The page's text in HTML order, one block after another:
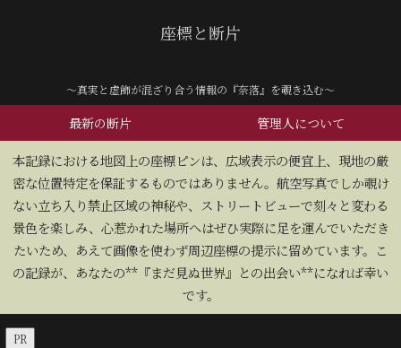
座標と断片
～真実と虚飾が混ざり合う情報の『奈落』を覗き込む～
最新の断片 管理人について
​本記録における地図上の座標ピンは、広域表示の便宜上、現地の厳
密な位置特定を保証するものではありません。航空写真でしか覗け
ない立ち入り禁止区域の神秘や、ストリートビューで刻々と変わる
景色を楽しみ、心惹かれた場所へはぜひ実際に足を運んでいただき
たいため、あえて画像を使わず周辺座標の提示に留めています。こ
の記録が、あなたの**『まだ見ぬ世界』との出会い**になれば幸い
です。
PR